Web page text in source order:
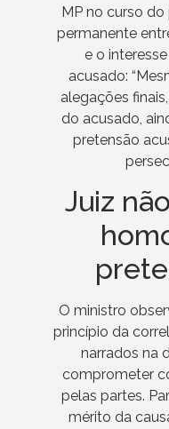
MP no curso
permanente
e o
acusado:
alegações
do acusado,
pretensão
Juiz
O ministro
princípio da
narrados na
comprometer
pelas partes.
mérito da